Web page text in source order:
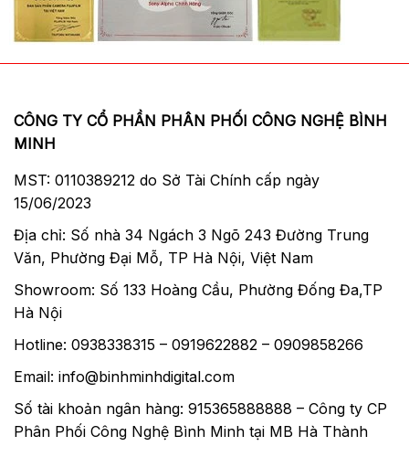
giác ở người – cho phép tự do sáng tạo ấn
tượng trong việc xử lý màu sắc và hậu kỳ.
Người dùng chỉ cần tập trung vào việc định
cho FX9 bắt trọn mọi sắc thái và chi tiết ở
chế độ ghi bên trong 4K 4:2:2 10-bit hoặc ghi
các chuyên gia màu sắc có thể tìm và phối
ra những sắc màu mà mắt thường không thể
nhìn thấy rồi tạo ra hình ảnh cuối cùng lột tả
chính xác sắc thái của khung cảnh.
Công nghệ Dual Base ISO cho hình ảnh
tuyệt đẹp ở mọi điều kiện ánh sáng
FX9 có mức nhạy sáng cơ bản ISO 800,
mang lại dải động tối ưu cho các ứng dụng
ghi hình phim tư liệu bình thường, ví dụ như
ghi hình ngoài trời hoặc trong nhà với nguồn
sáng mạnh. Độ nhạy sáng cơ bản cao thứ
CÔNG TY CỔ PHẦN PHÂN PHỐI CÔNG NGHỆ BÌNH
MINH
MST: 0110389212 do Sở Tài Chính cấp ngày
15/06/2023
Địa chỉ: Số nhà 34 Ngách 3 Ngõ 243 Đường Trung
Văn, Phường Đại Mỗ, TP Hà Nội, Việt Nam
Showroom: Số 133 Hoàng Cầu, Phường Đống Đa,TP
Hà Nội
Hotline: 0938338315 – 0919622882 – 0909858266
Email: info@binhminhdigital.com
Số tài khoản ngân hàng: 915365888888 – Công ty CP
Phân Phối Công Nghệ Bình Minh tại MB Hà Thành